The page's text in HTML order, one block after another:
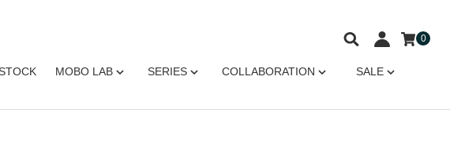
MOBO LAB SERIES COLLABORATION SALE
0